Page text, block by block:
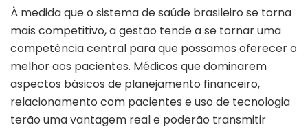
À medida que o sistema de saúde brasileiro se torna
mais competitivo, a gestão tende a se tornar uma
competência central para que possamos oferecer o
melhor aos pacientes. Médicos que dominarem
aspectos básicos de planejamento financeiro,
relacionamento com pacientes e uso de tecnologia
terão uma vantagem real e poderão transmitir